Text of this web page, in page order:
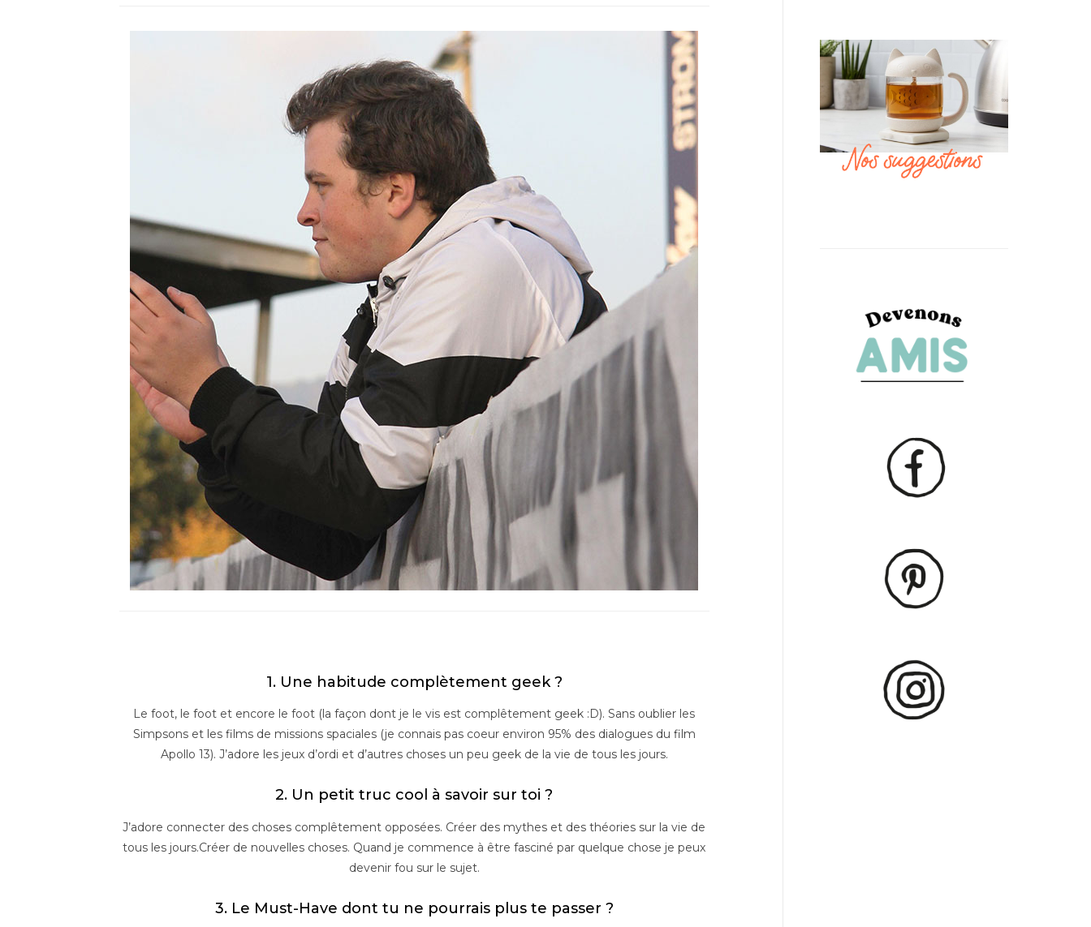
1. Une habitude complètement geek ?
Le foot, le foot et encore le foot (la façon dont je le vis est complêtement geek :D). Sans oublier les
Simpsons et les films de missions spaciales (je connais pas coeur environ 95% des dialogues du film
Apollo 13). J’adore les jeux d’ordi et d’autres choses un peu geek de la vie de tous les jours.
2. Un petit truc cool à savoir sur toi ?
J’adore connecter des choses complêtement opposées. Créer des mythes et des théories sur la vie de
tous les jours.Créer de nouvelles choses. Quand je commence à être fasciné par quelque chose je peux
devenir fou sur le sujet.
3. Le Must-Have dont tu ne pourrais plus te passer ?